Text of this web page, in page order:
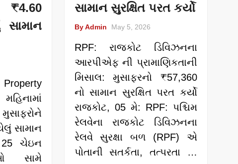
₹4.60
સામાન
સામાન
ચેઇન
સામે
સામાન સુરક્ષિત પરત કર્યો
By Admin May 5, 2026
RPF: રાજકોટ ડિવિઝનના
આરપીએફ ની પ્રામાણિકતાની
મિસાલ: મુસાફરનો ₹57,360
નો સામાન સુરક્ષિત પરત કર્યો
રાજકોટ, 05 મે: RPF: પશ્ચિમ
રેલવેના રાજકોટ ડિવિઝનના
રેલવે સુરક્ષા બળ (RPF) એ
પોતાની સતર્કતા, તત્પરતા …